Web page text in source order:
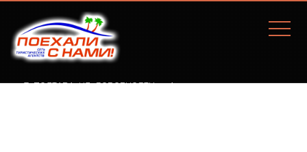
Г. ПОЛТАВА, УЛ. СОБОРНОСТИ, 77А